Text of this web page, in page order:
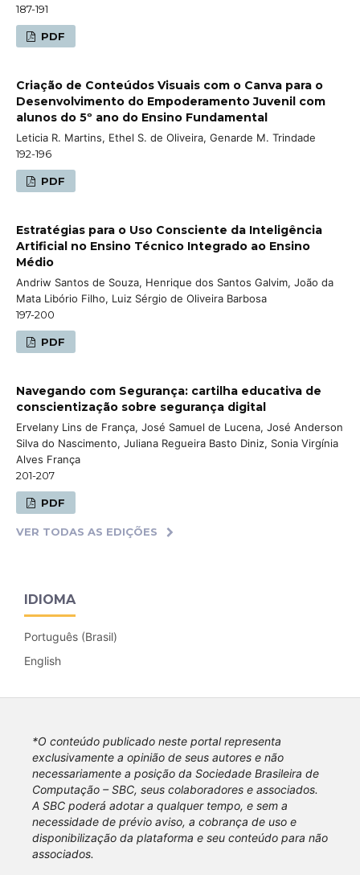
187-191
PDF
Criação de Conteúdos Visuais com o Canva para o
Desenvolvimento do Empoderamento Juvenil com
alunos do 5º ano do Ensino Fundamental
Leticia R. Martins, Ethel S. de Oliveira, Genarde M. Trindade
192-196
PDF
Estratégias para o Uso Consciente da Inteligência
Artificial no Ensino Técnico Integrado ao Ensino
Médio
Andriw Santos de Souza, Henrique dos Santos Galvim, João da
Mata Libório Filho, Luiz Sérgio de Oliveira Barbosa
197-200
PDF
Navegando com Segurança: cartilha educativa de
conscientização sobre segurança digital
Ervelany Lins de França, José Samuel de Lucena, José Anderson
Silva do Nascimento, Juliana Regueira Basto Diniz, Sonia Virgínia
Alves França
201-207
PDF
VER TODAS AS EDIÇÕES
IDIOMA
Português (Brasil)
English
*O conteúdo publicado neste portal representa
exclusivamente a opinião de seus autores e não
necessariamente a posição da Sociedade Brasileira de
Computação – SBC, seus colaboradores e associados.
A SBC poderá adotar a qualquer tempo, e sem a
necessidade de prévio aviso, a cobrança de uso e
disponibilização da plataforma e seu conteúdo para não
associados.